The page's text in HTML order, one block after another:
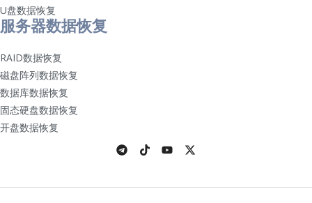
U盘数据恢复
服务器数据恢复
RAID数据恢复
磁盘阵列数据恢复
数据库数据恢复
固态硬盘数据恢复
开盘数据恢复